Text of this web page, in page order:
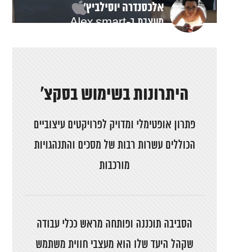
אלכסנדרה יוסילביץ׳
מעצבת ב-Alex smart
היתרונות בשימוש בסקצ׳
פתרון אופטימלי ומדויק לפרויקטים עיצוביים
הכוללים עשרות רבות של מסכים והתנהגויות
מורכבות
הסביבה תוכננה ופותחה מראש ככלי עבודה
שקהל היעד שלו הוא מעצבי חווית משתמש